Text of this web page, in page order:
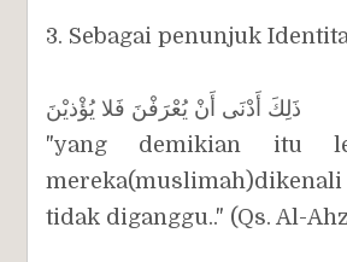
3. Sebagai penunjuk
ذَلِكَ أَدْنَى أَنْ يُعْرَفْنَ فَلا يُؤْذيْنَ
"yang demikian itu
tidak diganggu.." (Qs. Al-